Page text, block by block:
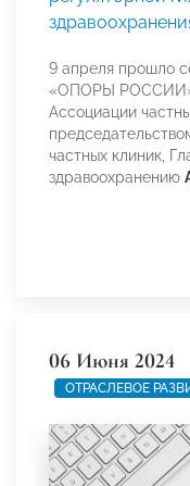
9 апреля прошло
«ОПОРЫ РОССИИ»
Ассоциации
частных клиник,
здравоохранению
06 Июня 2024
ОТРАСЛЕВОЕ